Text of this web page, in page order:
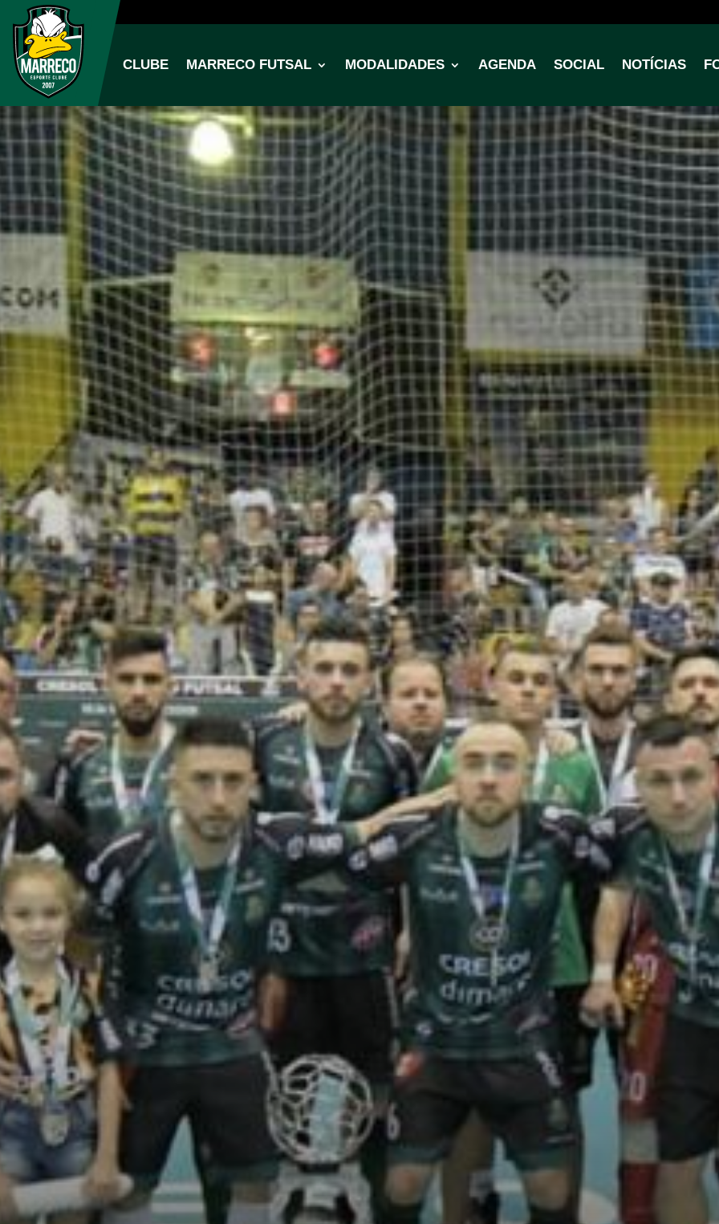
CLUBE MARRECO FUTSAL MODALIDADES AGENDA SOCIAL NOTÍCIAS